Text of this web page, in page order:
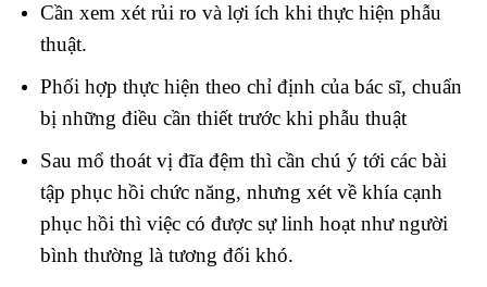
Cần xem xét rủi ro và lợi ích khi thực hiện phẫu
thuật.
Phối hợp thực hiện theo chỉ định của bác sĩ, chuẩn
bị những điều cần thiết trước khi phẫu thuật
Sau mổ thoát vị đĩa đệm thì cần chú ý tới các bài
tập phục hồi chức năng, nhưng xét về khía cạnh
phục hồi thì việc có được sự linh hoạt như người
bình thường là tương đối khó.